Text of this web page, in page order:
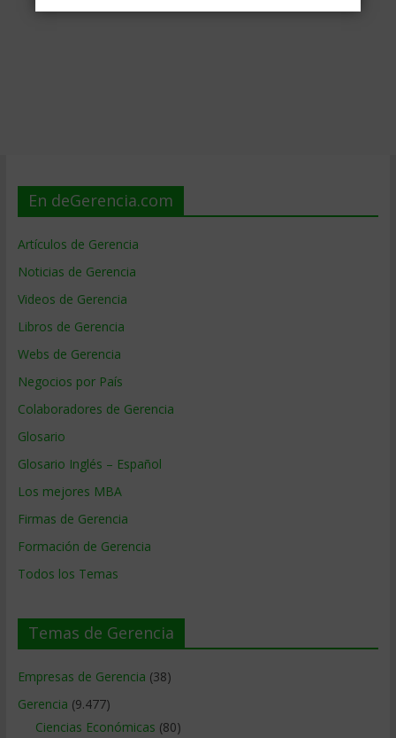
En deGerencia.com
Artículos de Gerencia
Noticias de Gerencia
Videos de Gerencia
Libros de Gerencia
Webs de Gerencia
Negocios por País
Colaboradores de Gerencia
Glosario
Glosario Inglés – Español
Los mejores MBA
Firmas de Gerencia
Formación de Gerencia
Todos los Temas
Temas de Gerencia
Empresas de Gerencia (38)
Gerencia (9.477)
Ciencias Económicas (80)